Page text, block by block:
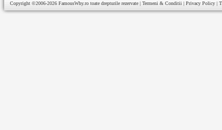
Copyright ©2006-2026 FamousWhy.ro toate drepturile rezervate | Termeni & Conditii | Privacy Policy |